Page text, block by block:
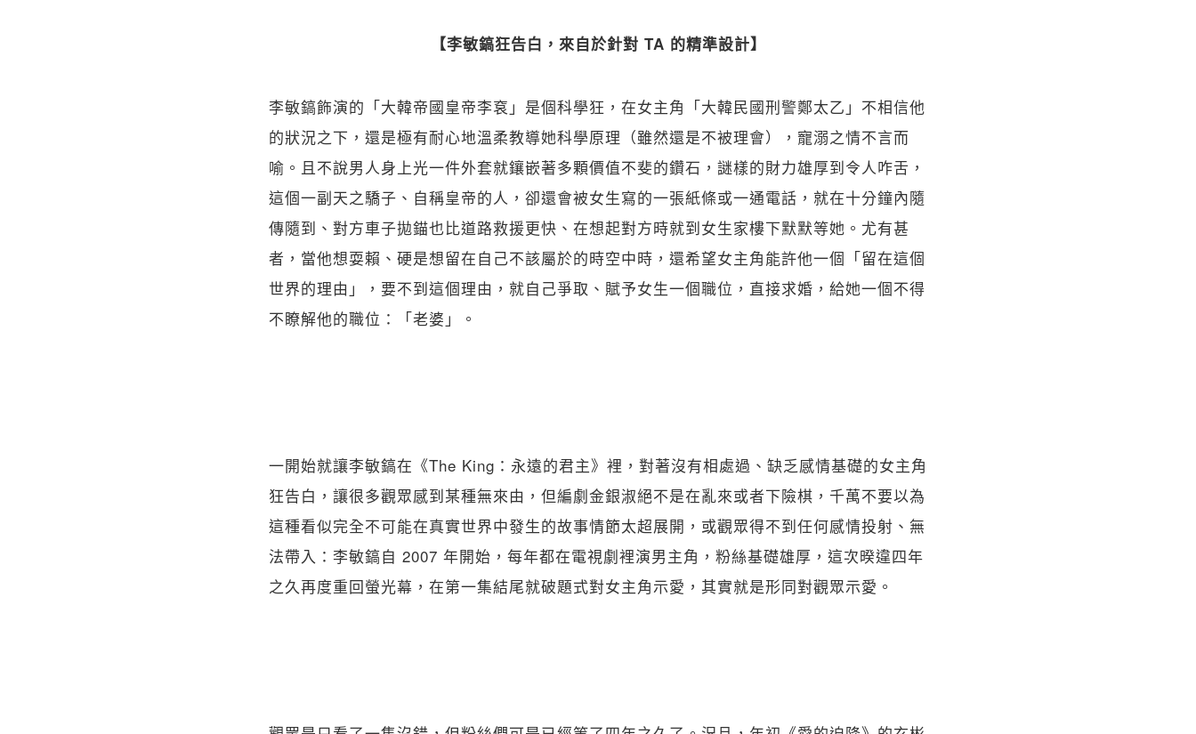
【李敏鎬狂告白，來自於針對 TA 的精準設計】
李敏鎬飾演的「大韓帝國皇帝李袞」是個科學狂，在女主角「大韓民國刑警鄭太乙」不相信他
的狀況之下，還是極有耐心地溫柔教導她科學原理（雖然還是不被理會），寵溺之情不言而
喻。且不說男人身上光一件外套就鑲嵌著多顆價值不斐的鑽石，謎樣的財力雄厚到令人咋舌，
這個一副天之驕子、自稱皇帝的人，卻還會被女生寫的一張紙條或一通電話，就在十分鐘內隨
傳隨到、對方車子拋錨也比道路救援更快、在想起對方時就到女生家樓下默默等她。尤有甚
者，當他想耍賴、硬是想留在自己不該屬於的時空中時，還希望女主角能許他一個「留在這個
世界的理由」，要不到這個理由，就自己爭取、賦予女生一個職位，直接求婚，給她一個不得
不瞭解他的職位：「老婆」。
一開始就讓李敏鎬在《The King：永遠的君主》裡，對著沒有相處過、缺乏感情基礎的女主角
狂告白，讓很多觀眾感到某種無來由，但編劇金銀淑絕不是在亂來或者下險棋，千萬不要以為
這種看似完全不可能在真實世界中發生的故事情節太超展開，或觀眾得不到任何感情投射、無
法帶入：李敏鎬自 2007 年開始，每年都在電視劇裡演男主角，粉絲基礎雄厚，這次暌違四年
之久再度重回螢光幕，在第一集結尾就破題式對女主角示愛，其實就是形同對觀眾示愛。